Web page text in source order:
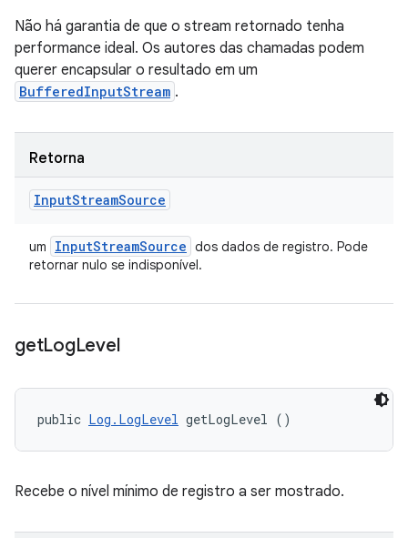
Não há garantia de que o stream retornado tenha
performance ideal. Os autores das chamadas podem
querer encapsular o resultado em um
BufferedInputStream .
Retorna
InputStreamSource
um InputStreamSource dos dados de registro. Pode
retornar nulo se indisponível.
getLogLevel
public Log.LogLevel getLogLevel ()
Recebe o nível mínimo de registro a ser mostrado.